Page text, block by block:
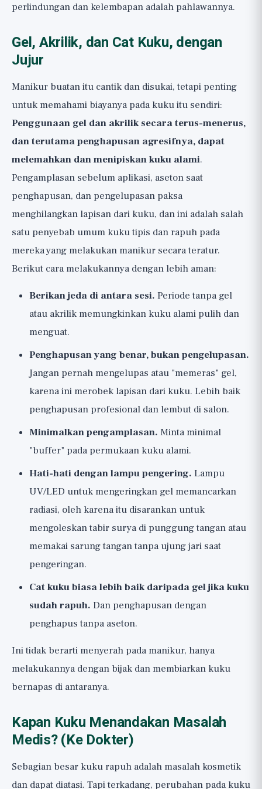
perlindungan dan kelembapan adalah pahlawannya.
Gel, Akrilik, dan Cat Kuku, dengan
Jujur
Manikur buatan itu cantik dan disukai, tetapi penting
untuk memahami biayanya pada kuku itu sendiri:
Penggunaan gel dan akrilik secara terus-menerus,
dan terutama penghapusan agresifnya, dapat
melemahkan dan menipiskan kuku alami.
Pengamplasan sebelum aplikasi, aseton saat
penghapusan, dan pengelupasan paksa
menghilangkan lapisan dari kuku, dan ini adalah salah
satu penyebab umum kuku tipis dan rapuh pada
mereka yang melakukan manikur secara teratur.
Berikut cara melakukannya dengan lebih aman:
Berikan jeda di antara sesi. Periode tanpa gel
atau akrilik memungkinkan kuku alami pulih dan
menguat.
Penghapusan yang benar, bukan pengelupasan.
Jangan pernah mengelupas atau "memeras" gel,
karena ini merobek lapisan dari kuku. Lebih baik
penghapusan profesional dan lembut di salon.
Minimalkan pengamplasan. Minta minimal
"buffer" pada permukaan kuku alami.
Hati-hati dengan lampu pengering. Lampu
UV/LED untuk mengeringkan gel memancarkan
radiasi, oleh karena itu disarankan untuk
mengoleskan tabir surya di punggung tangan atau
memakai sarung tangan tanpa ujung jari saat
pengeringan.
Cat kuku biasa lebih baik daripada gel jika kuku
sudah rapuh. Dan penghapusan dengan
penghapus tanpa aseton.
Ini tidak berarti menyerah pada manikur, hanya
melakukannya dengan bijak dan membiarkan kuku
bernapas di antaranya.
Kapan Kuku Menandakan Masalah
Medis? (Ke Dokter)
Sebagian besar kuku rapuh adalah masalah kosmetik
dan dapat diatasi. Tapi terkadang, perubahan pada kuku